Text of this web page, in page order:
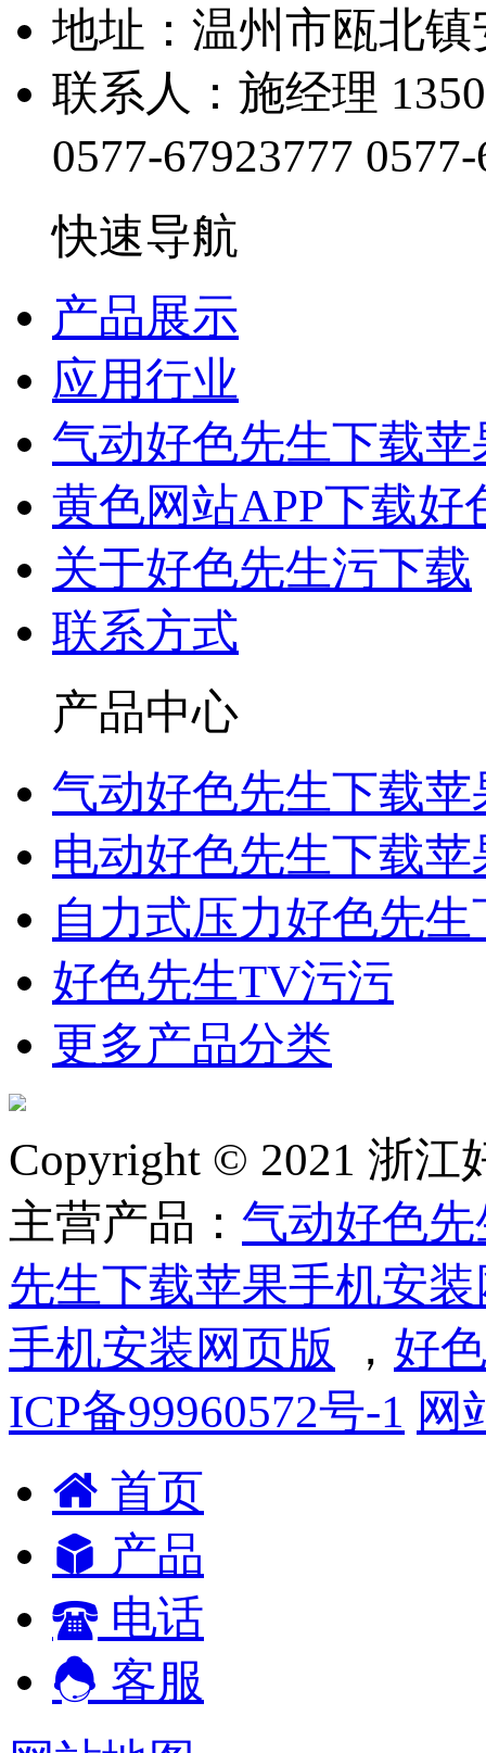
地址：温州市瓯北
联系人：施经理
0577-67923777
快速导航
产品展示
应用行业
气动好色先生下载
黄色网站APP下载好
关于好色先生污下载
联系方式
产品中心
气动好色先生下载
电动好色先生下载
自力式压力好色先
好色先生TV污污
更多产品分类
Copyright © 2021 浙
主营产品： 气动好色
先生下载苹果手机安
手机安装网页版
， 好
ICP备99960572号-1 网
首页
产品
电话
客服